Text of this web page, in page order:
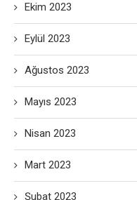
Ekim 2023
Eylül 2023
Ağustos 2023
Mayıs 2023
Nisan 2023
Mart 2023
Şubat 2023